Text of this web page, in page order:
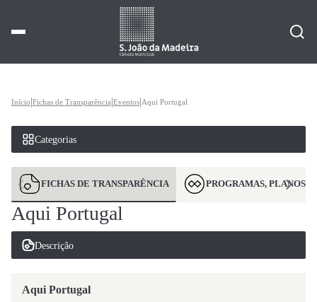
Início|Fichas de Transparência|Eventos|Aqui Portugal
Categorias
FICHAS DE TRANSPARÊNCIA PROGRAMAS, PLANOS
Aqui Portugal
Descrição
Aqui Portugal